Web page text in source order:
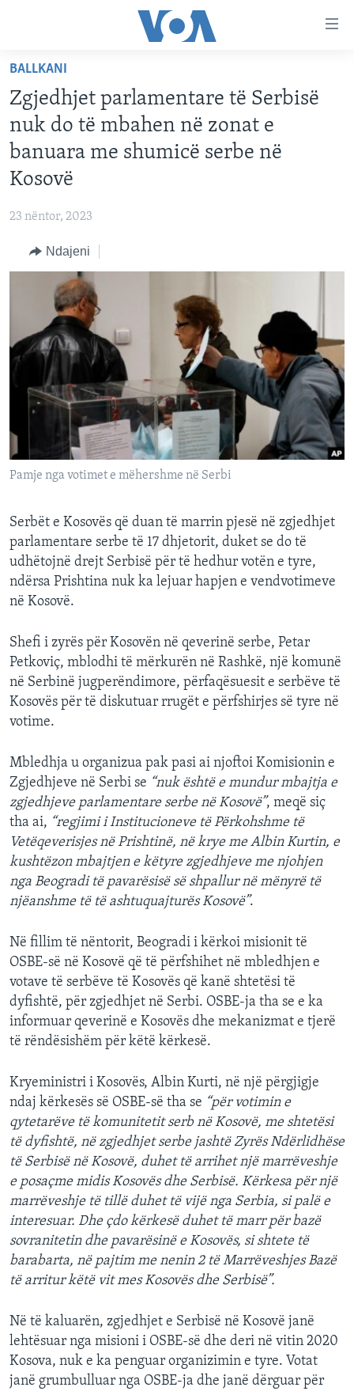
faqen
kryesore
Kalo
tek
faqja
kryesore
tek
FAQJA KRYESORE
KATEGORITË
BALLKANI
MJEDISI
KULTURË
SHKENCË DHE TEKNOLOGJI
SHËNDETËSI
INTERVISTA
DITARI
Learning English
FOLLOW US
Gjuhët
BALLKANI
Zgjedhjet parlamentare të Serbisë
nuk do të mbahen në zonat e
banuara me shumicë serbe në
Kosovë
23 nëntor, 2023
Ndajeni
Pamje nga votimet e mëhershme në Serbi
Serbët e Kosovës që duan të marrin pjesë në zgjedhjet
parlamentare serbe të 17 dhjetorit, duket se do të
udhëtojnë drejt Serbisë për të hedhur votën e tyre,
ndërsa Prishtina nuk ka lejuar hapjen e vendvotimeve
në Kosovë.
Shefi i zyrës për Kosovën në qeverinë serbe, Petar
Petkoviç, mblodhi të mërkurën në Rashkë, një komunë
në Serbinë jugperëndimore, përfaqësuesit e serbëve të
Kosovës për të diskutuar rrugët e përfshirjes së tyre në
votime.
Mbledhja u organizua pak pasi ai njoftoi Komisionin e
Zgjedhjeve në Serbi se “nuk është e mundur mbajtja e
zgjedhjeve parlamentare serbe në Kosovë”, meqë siç
tha ai, “regjimi i Institucioneve të Përkohshme të
Vetëqeverisjes në Prishtinë, në krye me Albin Kurtin, e
kushtëzon mbajtjen e këtyre zgjedhjeve me njohjen
nga Beogradi të pavarësisë së shpallur në mënyrë të
njëanshme të të ashtuquajturës Kosovë”.
Në fillim të nëntorit, Beogradi i kërkoi misionit të
OSBE-së në Kosovë që të përfshihet në mbledhjen e
votave të serbëve të Kosovës që kanë shtetësi të
dyfishtë, për zgjedhjet në Serbi. OSBE-ja tha se e ka
informuar qeverinë e Kosovës dhe mekanizmat e tjerë
të rëndësishëm për këtë kërkesë.
Kryeministri i Kosovës, Albin Kurti, në një përgjigje
ndaj kërkesës së OSBE-së tha se “për votimin e
qytetarëve të komunitetit serb në Kosovë, me shtetësi
të dyfishtë, në zgjedhjet serbe jashtë Zyrës Ndërlidhëse
të Serbisë në Kosovë, duhet të arrihet një marrëveshje
e posaçme midis Kosovës dhe Serbisë. Kërkesa për një
marrëveshje të tillë duhet të vijë nga Serbia, si palë e
interesuar. Dhe çdo kërkesë duhet të marr për bazë
sovranitetin dhe pavarësinë e Kosovës, si shtete të
barabarta, në pajtim me nenin 2 të Marrëveshjes Bazë
të arritur këtë vit mes Kosovës dhe Serbisë”.
Në të kaluarën, zgjedhjet e Serbisë në Kosovë janë
lehtësuar nga misioni i OSBE-së dhe deri në vitin 2020
Kosova, nuk e ka penguar organizimin e tyre. Votat
janë grumbulluar nga OSBE-ja dhe janë dërguar për